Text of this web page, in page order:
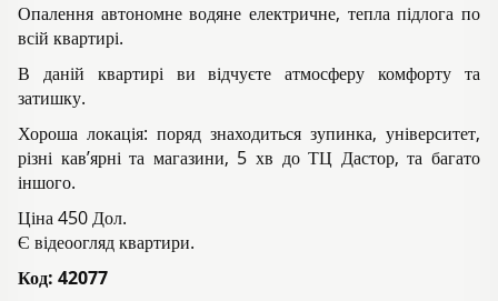
Опалення автономне водяне електричне, тепла підлога по
всій квартирі.
В даній квартирі ви відчуєте атмосферу комфорту та
затишку.
Хороша локація: поряд знаходиться зупинка, університет,
різні кав’ярні та магазини, 5 хв до ТЦ Дастор, та багато
іншого.
Ціна 450 Дол.
Є відеоогляд квартири.
Код: 42077